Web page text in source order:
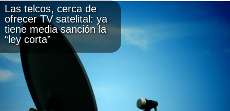
Las telcos, cerca de
ofrecer TV satelital: ya
tiene media sanción la
“ley corta”